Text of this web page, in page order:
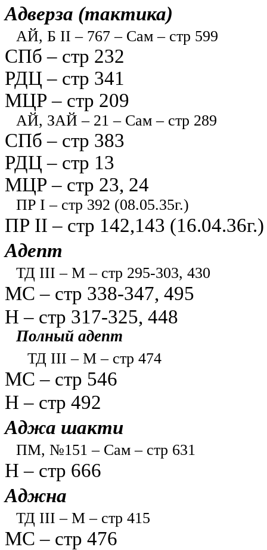
Адверза (тактика)
АЙ, Б II – 767 – Сам – стр 599
СПб – стр 232
РДЦ – стр 341
МЦР – стр 209
АЙ, ЗАЙ – 21 – Сам – стр 289
СПб – стр 383
РДЦ – стр 13
МЦР – стр 23, 24
ПР I – стр 392 (08.05.35г.)
ПР II – стр 142,143 (16.04.36г.)
Адепт
ТД III – М – стр 295-303, 430
МС – стр 338-347, 495
Н – стр 317-325, 448
Полный адепт
ТД III – М – стр 474
МС – стр 546
Н – стр 492
Aджа шакти
ПМ, №151 – Сам – стр 631
Н – стр 666
Аджна
ТД III – М – стр 415
МС – стр 476